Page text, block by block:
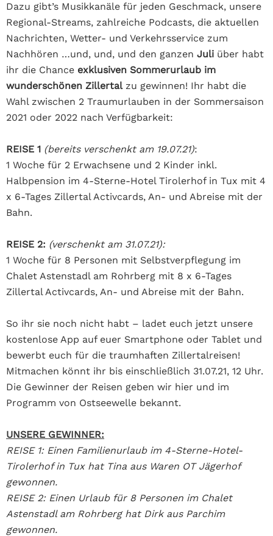
Dazu gibt’s Musikkanäle für jeden Geschmack, unsere
Regional-Streams, zahlreiche Podcasts, die aktuellen
Nachrichten, Wetter- und Verkehrsservice zum
Nachhören …und, und, und den ganzen Juli über habt
ihr die Chance exklusiven Sommerurlaub im
wunderschönen Zillertalzu gewinnen! Ihr habt die
Wahl zwischen 2 Traumurlauben in der Sommersaison
2021 oder 2022 nach Verfügbarkeit:
REISE 1 (bereits verschenkt am 19.07.21):
1 Woche für 2 Erwachsene und 2 Kinder inkl.
Halbpension im 4-Sterne-Hotel Tirolerhof in Tux mit 4
x 6-Tages Zillertal Activcards, An- und Abreise mit der
Bahn.
REISE 2: (verschenkt am 31.07.21):
1 Woche für 8 Personen mit Selbstverpflegung im
Chalet Astenstadl am Rohrberg mit 8 x 6-Tages
Zillertal Activcards, An- und Abreise mit der Bahn.
So ihr sie noch nicht habt – ladet euch jetzt unsere
kostenlose App auf euer Smartphone oder Tablet und
bewerbt euch für die traumhaften Zillertalreisen!
Mitmachen könnt ihr bis einschließlich 31.07.21, 12 Uhr.
Die Gewinner der Reisen geben wir hier und im
Programm von Ostseewelle bekannt.
UNSERE GEWINNER:
REISE 1: Einen Familienurlaub im 4-Sterne-Hotel-
Tirolerhof in Tux hat Tina aus Waren OT Jägerhof
gewonnen.
REISE 2: Einen Urlaub für 8 Personen im Chalet
Astenstadl am Rohrberg hat Dirk aus Parchim
gewonnen.